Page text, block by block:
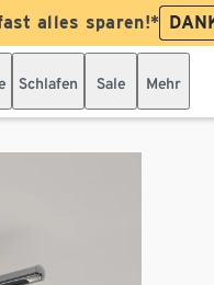
alles sparen!*
Schlafen Sale Mehr